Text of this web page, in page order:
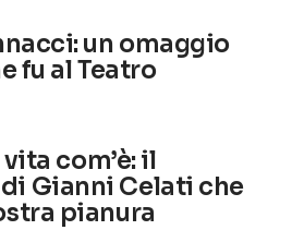
un omaggio
fu al Teatro
com’è: il
Gianni Celati che
pianura